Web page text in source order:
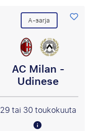
A-sarja
AC Milan -
Udinese
29 tai 30 toukokuuta